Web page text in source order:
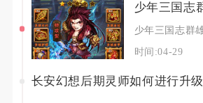
时间:04-29
长安幻想后期灵师如何进行升级